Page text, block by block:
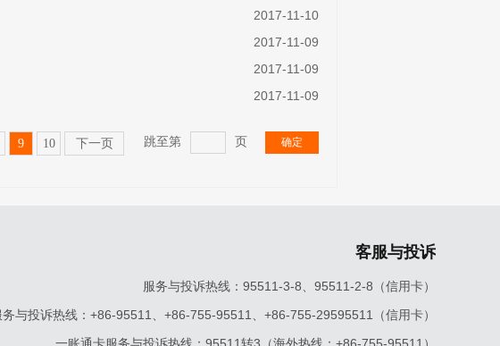
2017-11-10
2017-11-09
2017-11-09
2017-11-09
9 10 下一页 跳至第 页 确定
客服与投诉
服务与投诉热线：95511-3-8、95511-2-8（信用卡）
与投诉热线：+86-95511、+86-755-95511、+86-755-29595511（信用卡）